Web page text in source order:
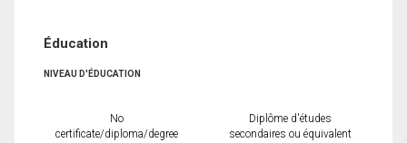
Éducation
NIVEAU D'ÉDUCATION
No
certificate/diploma/degree
Diplôme d'études
secondaires ou équivalent